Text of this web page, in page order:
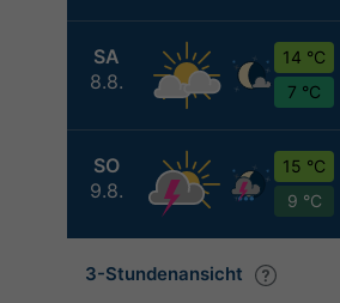
SA
8.8.
14 °C
7 °C
SO
9.8.
15 °C
9 °C
3-Stundenansicht